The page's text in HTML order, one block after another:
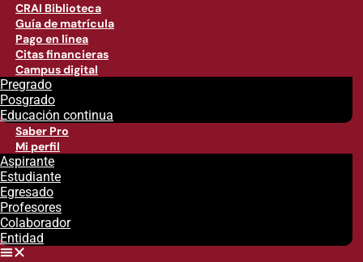
CRAI Biblioteca
Guía de matrícula
Pago en línea
Citas financieras
Campus digital
Pregrado
Posgrado
Educación continua
Saber Pro
Mi perfil
Aspirante
Estudiante
Egresado
Profesores
Colaborador
Entidad